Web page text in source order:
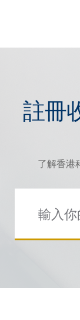
註冊
了解香港